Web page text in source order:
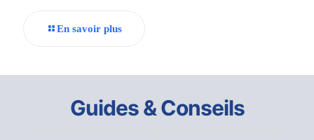
En savoir plus
Guides & Conseils